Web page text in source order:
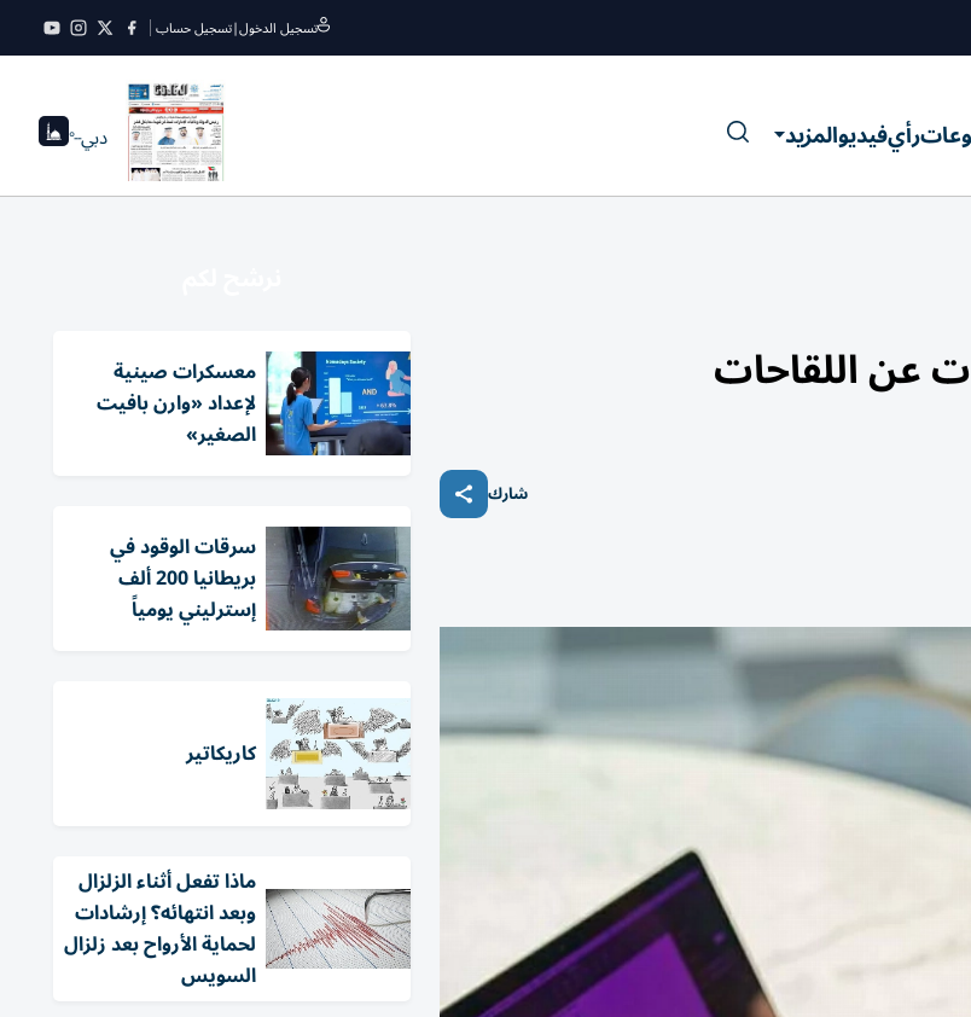
تسجيل الدخول|تسجيل حساب
رأيفيديوالمزيد دبي--°
عن اللقاحات
شارك
معسكرات صينية
لإعداد «وارن بافيت
الصغير»
سرقات الوقود في
بريطانيا 200 ألف
إسترليني يومياً
كاريكاتير
ماذا تفعل أثناء الزلزال
وبعد انتهائه؟ إرشادات
لحماية الأرواح بعد زلزال
السويس